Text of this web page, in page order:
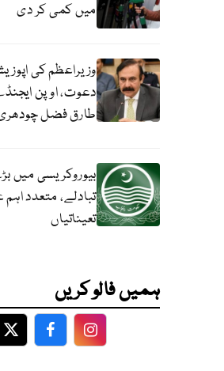
میں کمی کر دی
وزیراعظم کی
دعوت، اوپن
طارق فضل
بیوروکریسی میں
تبادلے، متعدد
تعیناتیاں
ہمیں فالو کریں
TwitterFacebookFacebook